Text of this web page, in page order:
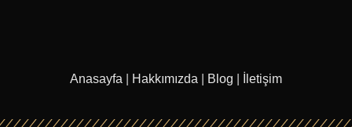
Anasayfa Hakkımızda Blog İletişim